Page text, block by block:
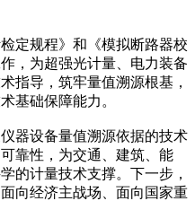
规程》和《模拟断路器校
，为超强光计量、电力装备
指导，筑牢量值溯源根基，
基础保障能力。
设备量值溯源依据的技术
靠性，为交通、建筑、能
的计量技术支撑。下一步，
向经济主战场、面向国家重